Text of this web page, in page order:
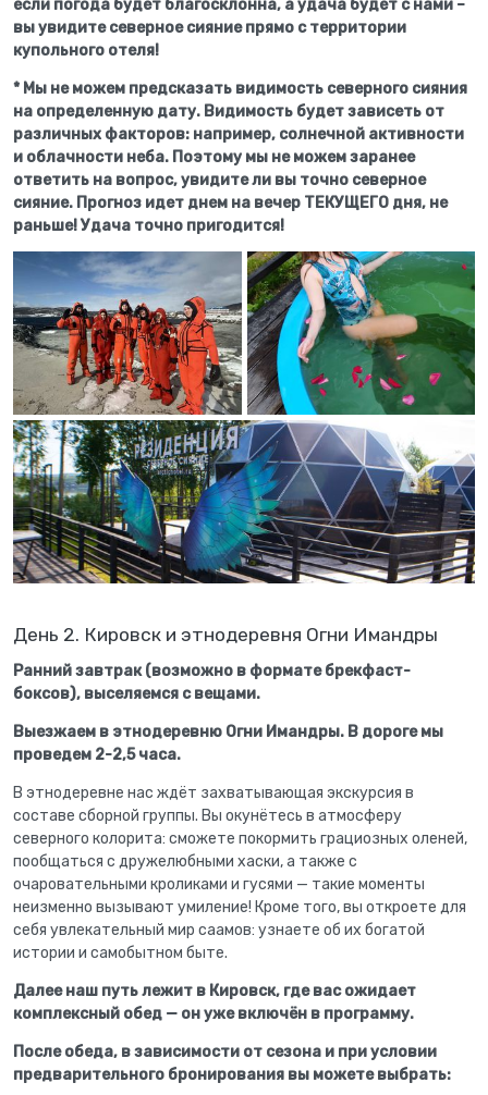
если погода будет благосклонна, а удача будет с нами –
вы увидите северное сияние прямо с территории
купольного отеля!
* Мы не можем предсказать видимость северного сияния
на определенную дату. Видимость будет зависеть от
различных факторов: например, солнечной активности
и облачности неба. Поэтому мы не можем заранее
ответить на вопрос, увидите ли вы точно северное
сияние. Прогноз идет днем на вечер ТЕКУЩЕГО дня, не
раньше! Удача точно пригодится!
День 2. Кировск и этнодеревня Огни Имандры
Ранний завтрак (возможно в формате брекфаст-
боксов), выселяемся с вещами.
Выезжаем в этнодеревню Огни Имандры. В дороге мы
проведем 2-2,5 часа.
В этнодеревне нас ждёт захватывающая экскурсия в
составе сборной группы. Вы окунётесь в атмосферу
северного колорита: сможете покормить грациозных оленей,
пообщаться с дружелюбными хаски, а также с
очаровательными кроликами и гусями — такие моменты
неизменно вызывают умиление! Кроме того, вы откроете для
себя увлекательный мир саамов: узнаете об их богатой
истории и самобытном быте.
Далее наш путь лежит в Кировск, где вас ожидает
комплексный обед — он уже включён в программу.
После обеда, в зависимости от сезона и при условии
предварительного бронирования вы можете выбрать: